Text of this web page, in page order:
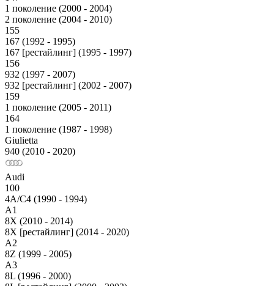
1 поколение (2000 - 2004)
2 поколение (2004 - 2010)
155
167 (1992 - 1995)
167 [рестайлинг] (1995 - 1997)
156
932 (1997 - 2007)
932 [рестайлинг] (2002 - 2007)
159
1 поколение (2005 - 2011)
164
1 поколение (1987 - 1998)
Giulietta
940 (2010 - 2020)
Audi
100
4A/C4 (1990 - 1994)
A1
8X (2010 - 2014)
8X [рестайлинг] (2014 - 2020)
A2
8Z (1999 - 2005)
A3
8L (1996 - 2000)